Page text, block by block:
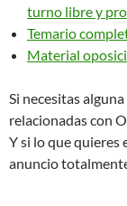
turno libre y
Temario
Material
Si necesitas
relacionadas con
Y si lo que quieres
anuncio